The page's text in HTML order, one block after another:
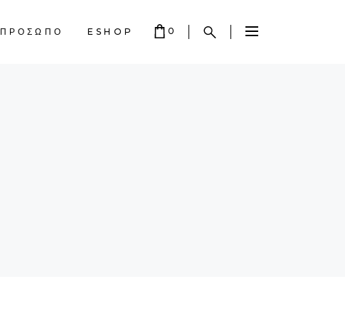
ΠΡΟΣΩΠΟ ESHOP 0